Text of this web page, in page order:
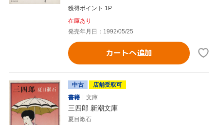
獲得ポイント 1P
在庫あり
発売年月日：1992/05/25
カートへ追加
中古
店舗受取可
書籍
文庫
三四郎 新潮文庫
夏目漱石